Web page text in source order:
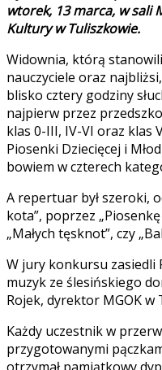
wtorek, 13 marca, w sali
Kultury w Tuliszkowie.
Widownia, którą
nauczyciele oraz
blisko cztery godziny
najpierw przez
klas 0-III, IV-VI oraz klas
Piosenki Dziecięcej i
bowiem w czterech
A repertuar był szeroki,
kota”, poprzez
„Małych tęsknot”, czy
W jury konkursu
muzyk ze ślesińskiego
Rojek, dyrektor MGOK w
Każdy uczestnik w
przygotowanymi
otrzymał pamiątkowy